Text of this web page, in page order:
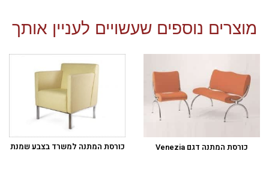
מוצרים נוספים שעשויים לעניין אותך
כורסת המתנה דגם Venezia כורסת המתנה למשרד בצבע שמנת